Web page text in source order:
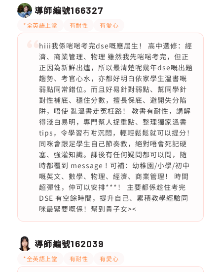
導師編號166327
*全英語上堂 有耐性 有愛心
hiii我係啱啱考完dse嘅應屆生！ 高中選修：經
濟、商業管理、物理 雖然我先啱啱考完，但正
正因為新鮮出爐，所以最清楚呢幾年dse嘅出題
趨勢、考官心水，亦都好明白依家學生溫書嘅
弱點同常錯位。而且好易針對弱點、幫同學針
對性補底、穩住分數，擅長保底、避開失分陷
阱，唔使 亂溫書走冤枉路！ 教書有耐性，講解
得淺白易明，專門幫人捉重點、整理獨家溫書
tips，令學習冇咁沉悶，輕輕鬆鬆就可以提分！
同咪會跟足學生自己節奏教，絕對唔會死記硬
塞、強灌知識。課後有任何疑問都可以問，隨
時都覆到 message ! 可補：幼稚園/小學/初中
嘅英文、數學、物理、經濟、商業管理！ 時間
超彈性，仲可以安排***！ 主要都係趁住考完
DSE 有空餘時間，提升自己、累積教學經驗同
咪最緊要嘅係！幫到貴子女><
導師編號162039
*全英語上堂 有耐性 有愛心